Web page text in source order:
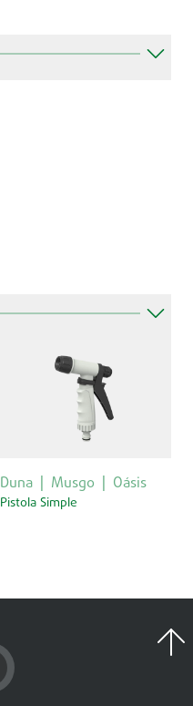
Duna Musgo Oásis
Pistola Simple